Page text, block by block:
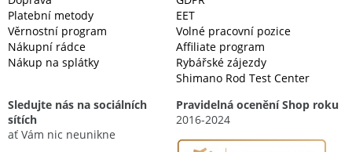
Platební metody
Věrnostní program
Nákupní rádce
Nákup na splátky
EET
Volné pracovní pozice
Affiliate program
Rybářské zájezdy
Shimano Rod Test Center
Sledujte nás na sociálních
sítích
ať Vám nic neunikne
Pravidelná ocenění Shop roku
2016-2024